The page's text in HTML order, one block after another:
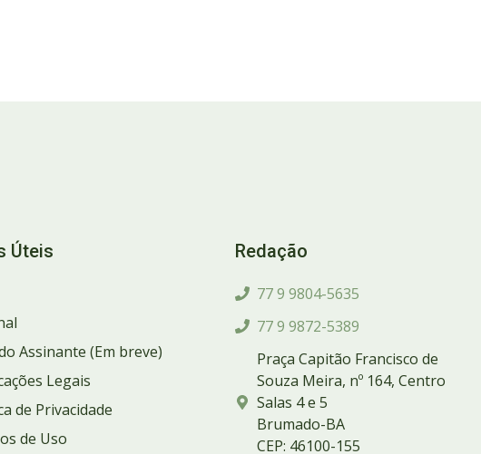
Úteis
Assinante (Em breve)
Legais
de Privacidade
de Uso
Redação
77 9 9804-5635
77 9 9872-5389
Praça Capitão Francisco de
Souza Meira, nº 164, Centro
Salas 4 e 5
Brumado-BA
CEP: 46100-155